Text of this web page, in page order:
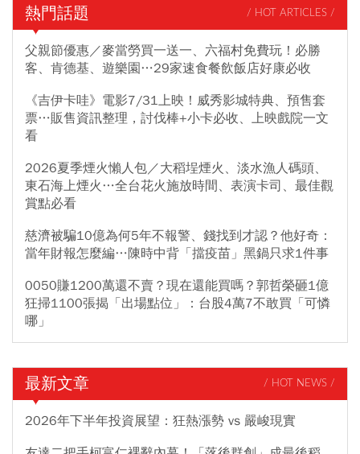
熱門話題 / HOT ARTICLES /
父親節優惠／麥當勞買一送一、六福村免費玩！必勝
客、肯德基、遊樂園…29家速食餐飲飯店好康必收
《吉伊卡哇》電影7/31上映！威秀影城特典、預售套
票…販售資訊整理，討伐棒+小卡必收、上映戲院一文
看
2026夏季煙火懶人包／大稻埕煙火、淡水漁人碼頭、
東石海上煙火…全台花火施放時間、表演卡司、最佳觀
賞點必看
慈濟被騙10億為何5年不報警、錢找到才認？他好奇：
當年財報怎麼編…陳時中背「擋疫苗」黑鍋只求1件事
0050賺1200萬還不賣？現在還能買嗎？郭哲榮砸1億
狂掃1100張揭「出場點位」：台股4萬7不敢買「可憐
哪」
最新文章 / HOT NEWS /
2026年下半年投資展望：狂熱漲勢 vs 嚴峻現實